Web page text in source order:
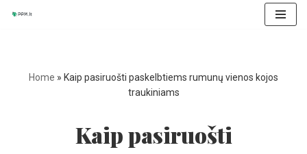
content
Home » Kaip pasiruošti paskelbtiems rumunų vienos kojos
traukiniams
Kaip pasiruošti